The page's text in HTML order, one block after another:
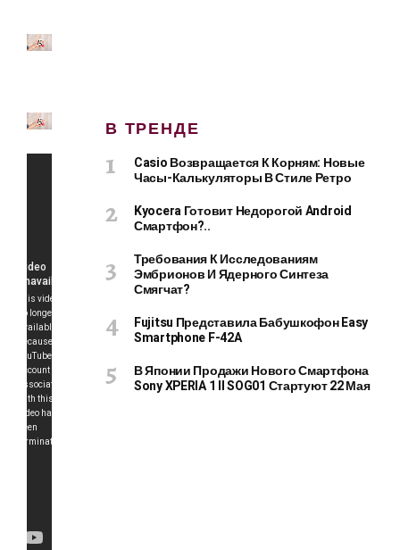
В ТРЕНДЕ
Casio Возвращается К Корням: Новые
Часы-Калькуляторы В Стиле Ретро
Kyocera Готовит Недорогой Android
Смартфон?..
Требования К Исследованиям
Эмбрионов И Ядерного Синтеза
Смягчат?
Fujitsu Представила Бабушкофон Easy
Smartphone F-42A
В Японии Продажи Нового Смартфона
Sony XPERIA 1 II SOG01 Стартуют 22 Мая